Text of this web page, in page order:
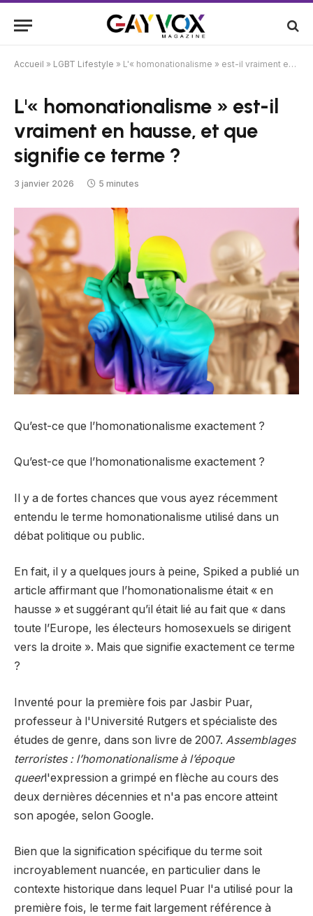
Accueil » LGBT Lifestyle » L'« homonationalisme » est-il vraiment en hausse, et que signifie ce terme ?
L'« homonationalisme » est-il
vraiment en hausse, et que
signifie ce terme ?
3 janvier 2026 5 minutes
Qu’est-ce que l’homonationalisme exactement ?
Qu’est-ce que l’homonationalisme exactement ?
Il y a de fortes chances que vous ayez récemment
entendu le terme homonationalisme utilisé dans un
débat politique ou public.
En fait, il y a quelques jours à peine, Spiked a publié un
article affirmant que l’homonationalisme était « en
hausse » et suggérant qu’il était lié au fait que « dans
toute l’Europe, les électeurs homosexuels se dirigent
vers la droite ». Mais que signifie exactement ce terme
?
Inventé pour la première fois par Jasbir Puar,
professeur à l'Université Rutgers et spécialiste des
études de genre, dans son livre de 2007. Assemblages
terroristes : l’homonationalisme à l’époque
queerl'expression a grimpé en flèche au cours des
deux dernières décennies et n'a pas encore atteint
son apogée, selon Google.
Bien que la signification spécifique du terme soit
incroyablement nuancée, en particulier dans le
contexte historique dans lequel Puar l'a utilisé pour la
première fois, le terme fait largement référence à